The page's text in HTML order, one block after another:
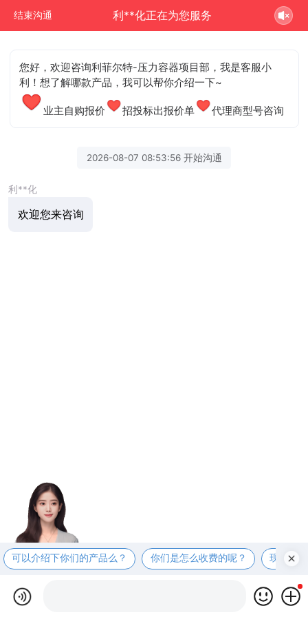
结束沟通 利**化正在为您服务
您好，欢迎咨询利菲尔特-压力容器项目部，我是客服小
利！想了解哪款产品，我可以帮你介绍一下~
业主自购报价 招投标出报价单 代理商型号咨询
2026-08-07 08:53:56 开始沟通
利**化
欢迎您来咨询
可以介绍下你们的产品么？ 你们是怎么收费的呢？ 现在有